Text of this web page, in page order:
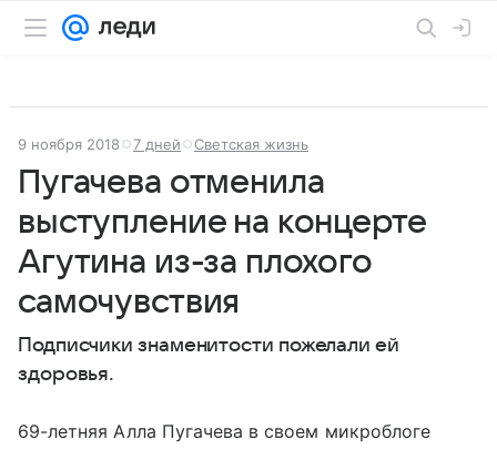
9 ноября 2018 7 дней Светская жизнь
Пугачева отменила
выступление на концерте
Агутина из-за плохого
самочувствия
Подписчики знаменитости пожелали ей
здоровья.
69-летняя Алла Пугачева в своем микроблоге